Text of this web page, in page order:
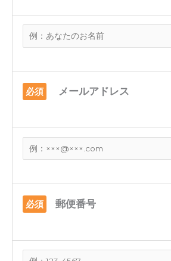
必須 メールアドレス
必須 郵便番号